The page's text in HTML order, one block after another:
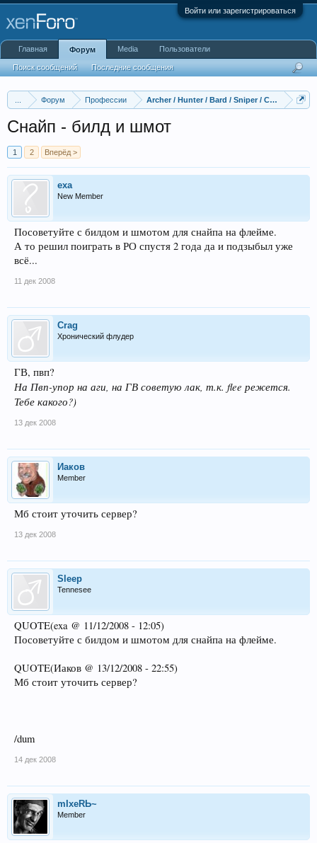
Войти или зарегистрироваться
Форум Профессии Archer / Hunter / Bard / Sniper / Clown /
Снайп - билд и шмот
1 2 Вперёд >
exa
New Member
Посоветуйте с билдом и шмотом для снайпа на флейме.
А то решил поиграть в РО спустя 2 года да и подзыбыл уже
всё...
11 дек 2008
Crag
Хронический флудер
ГВ, пвп?
На Пвп-упор на аги, на ГВ советую лак, т.к. flee режется.
Тебе какого?)
13 дек 2008
Иаков
Member
Мб стоит уточить сервер?
13 дек 2008
Sleep
Tennesee
QUOTE(exa @ 11/12/2008 - 12:05)
Посоветуйте с билдом и шмотом для снайпа на флейме.
QUOTE(Иаков @ 13/12/2008 - 22:55)
Мб стоит уточить сервер?
/dum
14 дек 2008
mIxeRЬ~
Member
Главная Форум
Поиск сообщений Последние сообщения
Media Пользователи